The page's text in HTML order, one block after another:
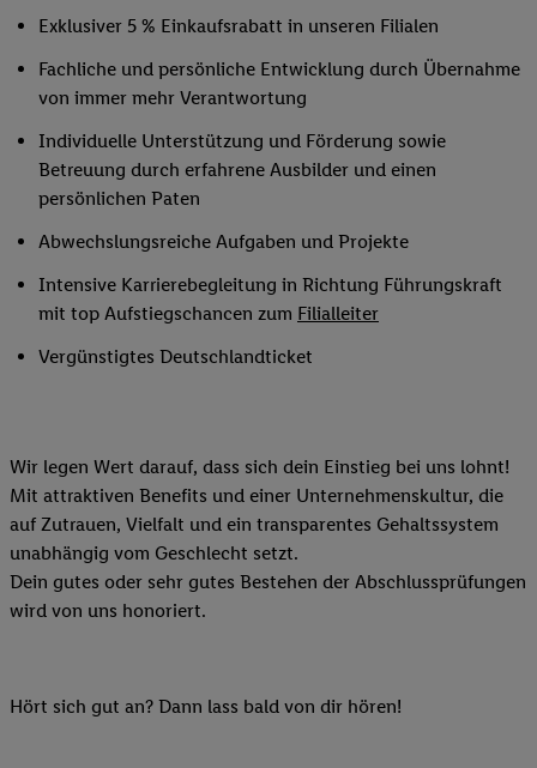
Exklusiver 5 % Einkaufsrabatt in unseren Filialen
Fachliche und persönliche Entwicklung durch Übernahme
von immer mehr Verantwortung
Individuelle Unterstützung und Förderung sowie
Betreuung durch erfahrene Ausbilder und einen
persönlichen Paten
Abwechslungsreiche Aufgaben und Projekte
Intensive Karrierebegleitung in Richtung Führungskraft
mit top Aufstiegschancen zum Filialleiter
Vergünstigtes Deutschlandticket
Wir legen Wert darauf, dass sich dein Einstieg bei uns lohnt!
Mit attraktiven Benefits und einer Unternehmenskultur, die
auf Zutrauen, Vielfalt und ein transparentes Gehaltssystem
unabhängig vom Geschlecht setzt.
Dein gutes oder sehr gutes Bestehen der Abschlussprüfungen
wird von uns honoriert.
Hört sich gut an? Dann lass bald von dir hören!